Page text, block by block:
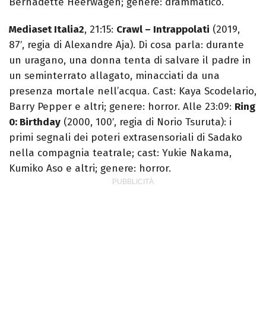
Mediaset Italia2, 21:15: Crawl – Intrappolati (2019,
87′, regia di Alexandre Aja). Di cosa parla: durante
un uragano, una donna tenta di salvare il padre in
un seminterrato allagato, minacciati da una
presenza mortale nell’acqua. Cast: Kaya Scodelario,
Barry Pepper e altri; genere: horror. Alle 23:09: Ring
0: Birthday (2000, 100′, regia di Norio Tsuruta): i
primi segnali dei poteri extrasensoriali di Sadako
nella compagnia teatrale; cast: Yukie Nakama,
Kumiko Aso e altri; genere: horror.